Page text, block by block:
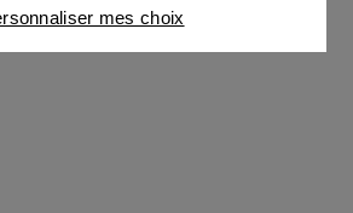
Concours
cookies et la liste de nos
mes choix